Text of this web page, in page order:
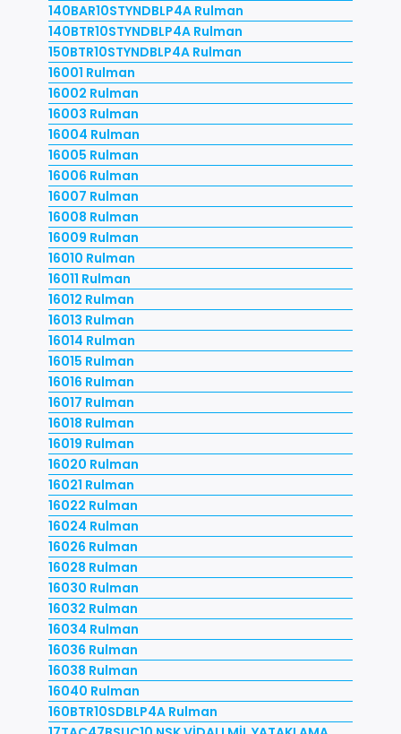
140BAR10STYNDBLP4A Rulman
140BTR10STYNDBLP4A Rulman
150BTR10STYNDBLP4A Rulman
16001 Rulman
16002 Rulman
16003 Rulman
16004 Rulman
16005 Rulman
16006 Rulman
16007 Rulman
16008 Rulman
16009 Rulman
16010 Rulman
16011 Rulman
16012 Rulman
16013 Rulman
16014 Rulman
16015 Rulman
16016 Rulman
16017 Rulman
16018 Rulman
16019 Rulman
16020 Rulman
16021 Rulman
16022 Rulman
16024 Rulman
16026 Rulman
16028 Rulman
16030 Rulman
16032 Rulman
16034 Rulman
16036 Rulman
16038 Rulman
16040 Rulman
160BTR10SDBLP4A Rulman